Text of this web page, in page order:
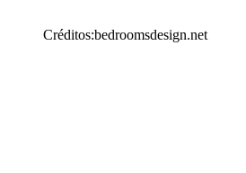
Créditos:bedroomsdesign.net